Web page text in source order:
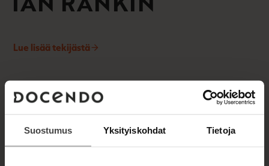
Suostumus Yksityiskohdat Tietoja
t
e
n
v
l
e
u
e
v
ä
l
Lue lisää tekijästä
I
R
a
n